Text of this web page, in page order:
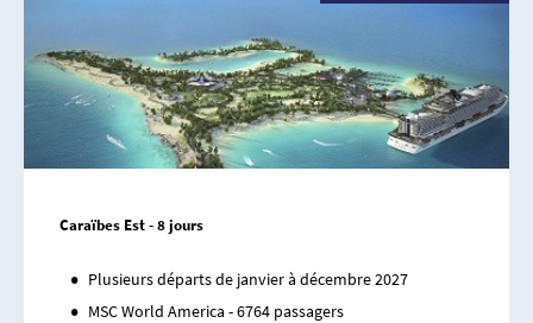
Caraïbes Est - 8 jours
Plusieurs départs de janvier à décembre 2027
MSC World America - 6764 passagers